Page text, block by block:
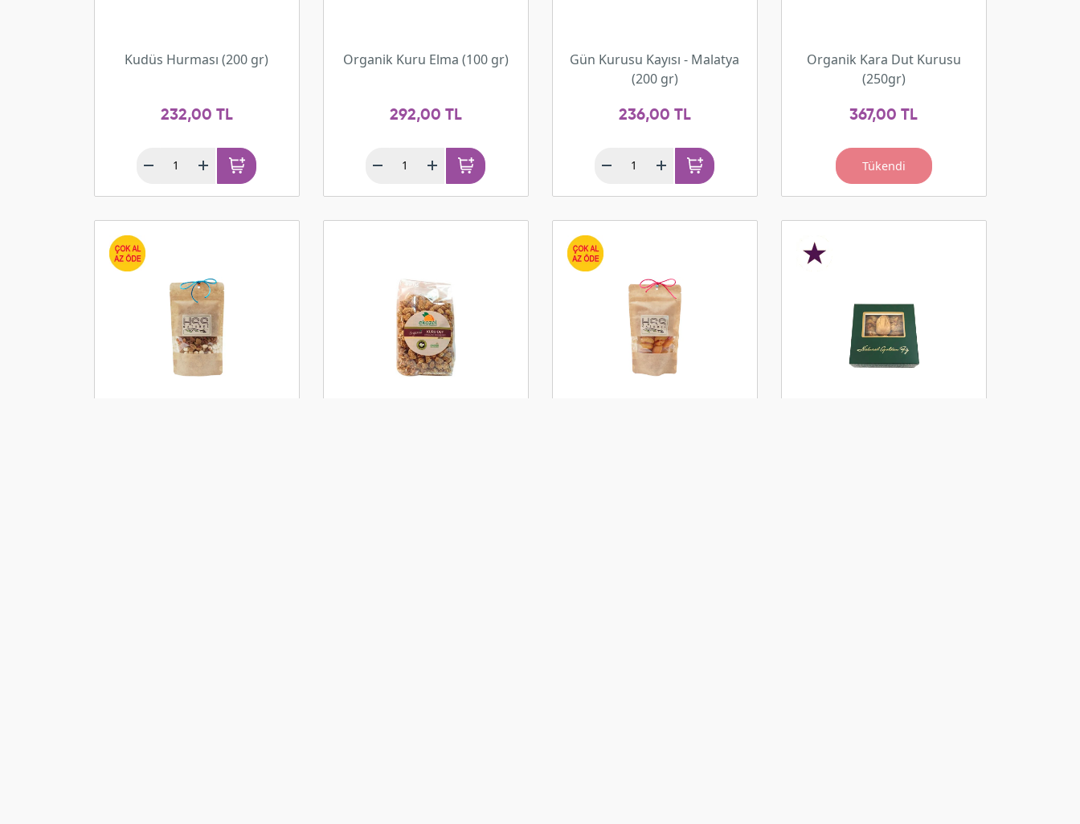
Kudüs Hurması (200 gr)
232,00 TL
Organik Kuru Elma (100 gr)
292,00 TL
Gün Kurusu Kayısı - Malatya
(200 gr)
236,00 TL
Organik Kara Dut Kurusu
(250gr)
367,00 TL
Tükendi